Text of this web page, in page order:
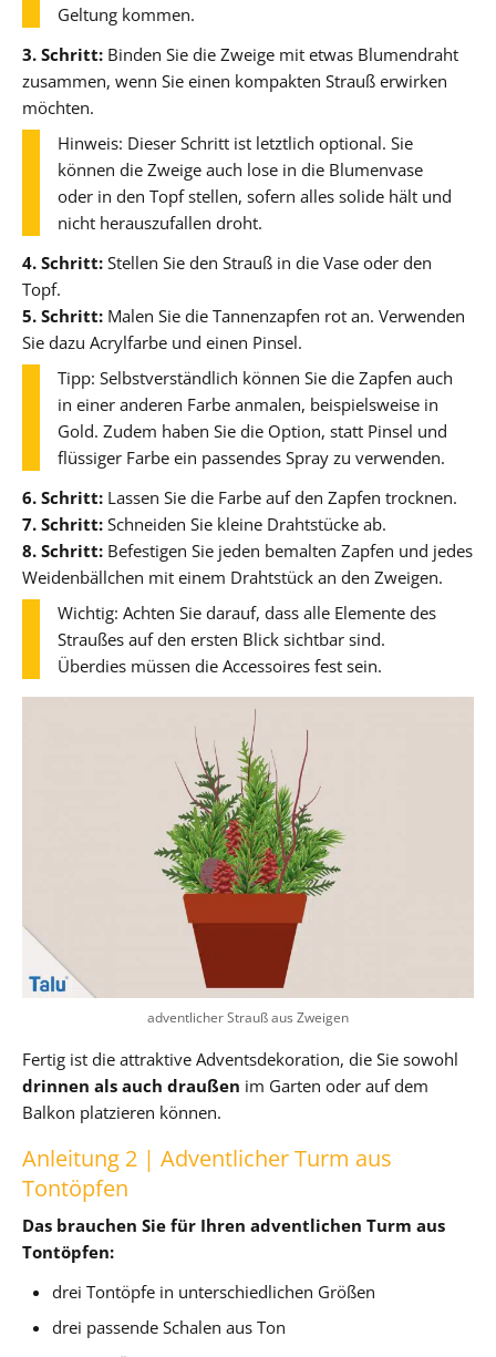
Geltung kommen.
3. Schritt: Binden Sie die Zweige mit etwas Blumendraht
zusammen, wenn Sie einen kompakten Strauß erwirken
möchten.
Hinweis: Dieser Schritt ist letztlich optional. Sie
können die Zweige auch lose in die Blumenvase
oder in den Topf stellen, sofern alles solide hält und
nicht herauszufallen droht.
4. Schritt: Stellen Sie den Strauß in die Vase oder den
Topf.
5. Schritt: Malen Sie die Tannenzapfen rot an. Verwenden
Sie dazu Acrylfarbe und einen Pinsel.
Tipp: Selbstverständlich können Sie die Zapfen auch
in einer anderen Farbe anmalen, beispielsweise in
Gold. Zudem haben Sie die Option, statt Pinsel und
flüssiger Farbe ein passendes Spray zu verwenden.
6. Schritt: Lassen Sie die Farbe auf den Zapfen trocknen.
7. Schritt: Schneiden Sie kleine Drahtstücke ab.
8. Schritt: Befestigen Sie jeden bemalten Zapfen und jedes
Weidenbällchen mit einem Drahtstück an den Zweigen.
Wichtig: Achten Sie darauf, dass alle Elemente des
Straußes auf den ersten Blick sichtbar sind.
Überdies müssen die Accessoires fest sein.
adventlicher Strauß aus Zweigen
Fertig ist die attraktive Adventsdekoration, die Sie sowohl
drinnen als auch draußen im Garten oder auf dem
Balkon platzieren können.
Anleitung 2 | Adventlicher Turm aus
Tontöpfen
Das brauchen Sie für Ihren adventlichen Turm aus
Tontöpfen:
drei Tontöpfe in unterschiedlichen Größen
drei passende Schalen aus Ton